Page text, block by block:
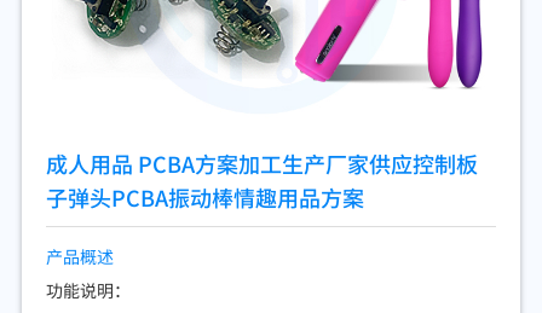
成人用品 PCBA方案加工生产厂家供应控制板
子弹头PCBA振动棒情趣用品方案
产品概述
功能说明：